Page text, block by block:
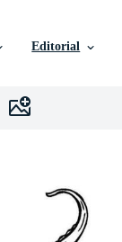
Editorial